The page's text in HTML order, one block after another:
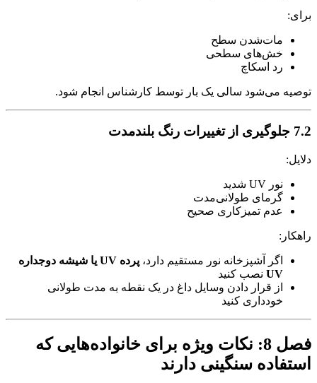
برای:
مات‌شدن سطح
خش‌های سطحی
رد اسکاچ
توصیه می‌شود سالی یک بار توسط کارشناس انجام شود.
7.2 جلوگیری از تغییرات رنگ بلندمدت
دلایل:
نور UV شدید
گرمای طولانی‌مدت
عدم تمیزکاری صحیح
راهکار:
اگر آشپزخانه نور مستقیم دارد،
پرده UV یا شیشه دوجداره
UV نصب کنید
از قرار دادن وسایل داغ در یک نقطه به مدت طولانی
خودداری کنید
فصل 8: نکات ویژه برای خانواده‌هایی که
استفاده سنگینی دارند